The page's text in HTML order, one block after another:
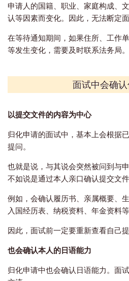
申请人的国籍、职业、家庭构成、
认等因素而变化。因此，无法断定
在等待通知期间，如果住所、工作
等发生变化，需要及时联系法务局。
面试中会确认
以提交文件的内容为中心
归化申请的面试中，基本上会根据
提问。
也就是说，与其说会突然被问到与
不如说是通过本人亲口确认提交文件
例如，会确认履历书、亲属概要、
入国经历表、纳税资料、年金资料
因此，面试前一定要重新查看自己
也会确认本人的日语能力
归化申请中也会确认日语能力。面